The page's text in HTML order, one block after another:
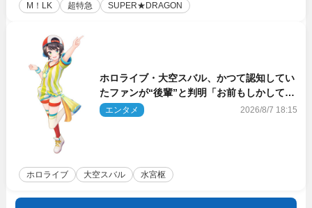
M！LK 超特急 SUPER★DRAGON
ホロライブ・大空スバル、かつて認知してい
たファンが“後輩”と判明「お前もしかしてあ
のときの？」
エンタメ 2026/8/7 18:15
ホロライブ 大空スバル 水宮枢